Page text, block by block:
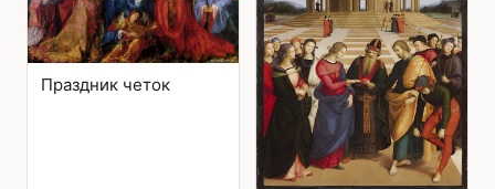
Праздник четок